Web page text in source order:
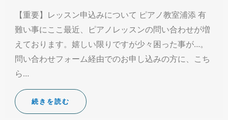
【重要】レッスン申込みについて ピアノ教室浦添 有
難い事にここ最近、ピアノレッスンの問い合わせが増
えております。嬉しい限りですが少々困った事が…。
問い合わせフォーム経由でのお申し込みの方に、こち
ら…
続きを読む